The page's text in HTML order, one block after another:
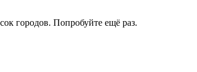
городов. Попробуйте ещё раз.